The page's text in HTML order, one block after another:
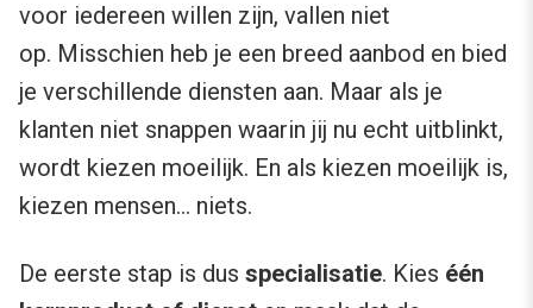
voor iedereen willen zijn, vallen niet
op. Misschien heb je een breed aanbod en bied
je verschillende diensten aan. Maar als je
klanten niet snappen waarin jij nu echt uitblinkt,
wordt kiezen moeilijk. En als kiezen moeilijk is,
kiezen mensen… niets.
De eerste stap is dus specialisatie. Kies één